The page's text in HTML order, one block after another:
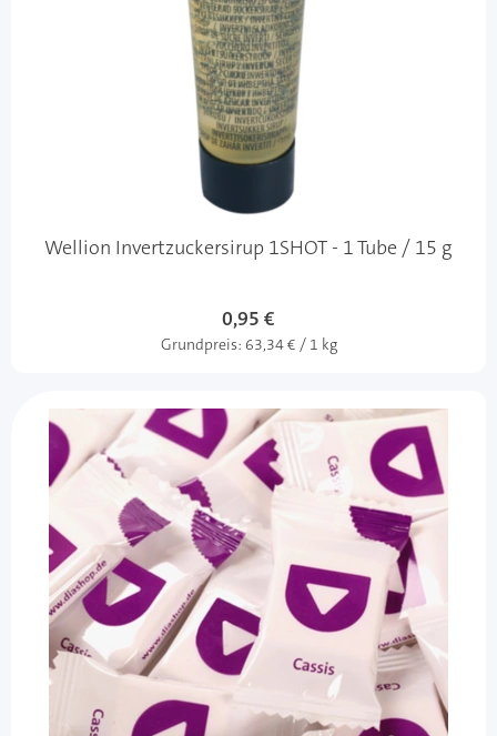
Wellion Invertzuckersirup 1SHOT - 1 Tube / 15 g
0,95 €
Grundpreis: 63,34 € / 1 kg